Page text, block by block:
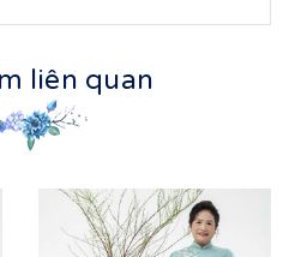
liên quan